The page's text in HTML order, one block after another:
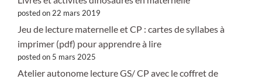
posted on 22 mars 2019
Jeu de lecture maternelle et CP : cartes de syllabes à
imprimer (pdf) pour apprendre à lire
posted on 5 mars 2025
Atelier autonome lecture GS/ CP avec le coffret de